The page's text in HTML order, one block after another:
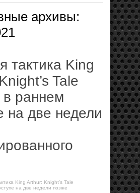
архивы:
тактика King
Tale
в раннем
на две недели
King Arthur: Knight’s Tale
на две недели позже